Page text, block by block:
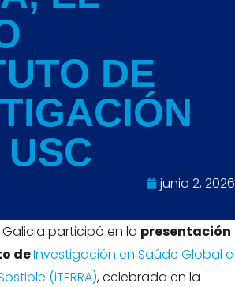
DE
junio 2, 2026
Galicia participó en la presentación
deInvestigación en Saúde Global e
(iTERRA), celebrada en la